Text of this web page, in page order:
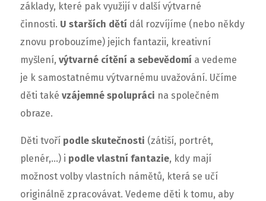
základy, které pak využijí v další výtvarné
činnosti. U starších dětí dál rozvíjíme (nebo někdy
znovu probouzíme) jejich fantazii, kreativní
myšlení,výtvarné cítění a sebevědomí a vedeme
je k samostatnému výtvarnému uvažování. Učíme
děti takévzájemné spolupráci na společném
obraze.
Děti tvoří podle skutečnosti (zátiší, portrét,
plenér,…) i podle vlastní fantazie, kdy mají
možnost volby vlastních námětů, která se učí
originálně zpracovávat. Vedeme děti k tomu, aby